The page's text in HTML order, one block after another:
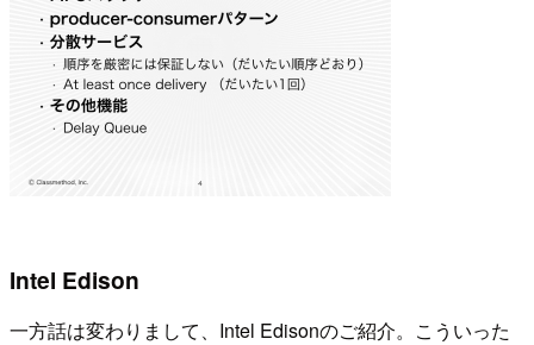
Intel Edison
一方話は変わりまして、Intel Edisonのご紹介。こういった